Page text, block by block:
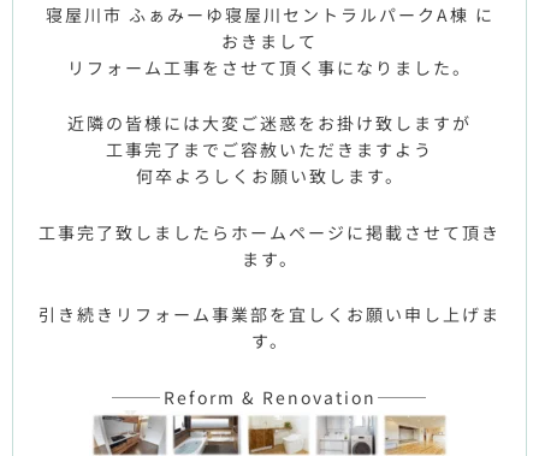
寝屋川市 ふぁみーゆ寝屋川セントラルパークA棟 に
おきまして
リフォーム工事をさせて頂く事になりました。
近隣の皆様には大変ご迷惑をお掛け致しますが
工事完了までご容赦いただきますよう
何卒よろしくお願い致します。
工事完了致しましたらホームページに掲載させて頂き
ます。
引き続きリフォーム事業部を宜しくお願い申し上げま
す。
———Reform & Renovation———